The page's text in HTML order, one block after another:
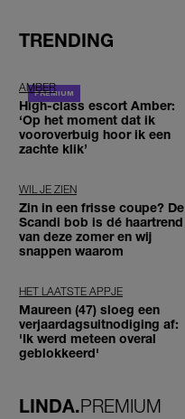
TRENDING
AMBER
High-class escort Amber:
‘Op het moment dat ik
vooroverbuig hoor ik een
zachte klik’
WIL JE ZIEN
Zin in een frisse coupe? De
Scandi bob is dé haartrend
van deze zomer en wij
snappen waarom
HET LAATSTE APPJE
Maureen (47) sloeg een
verjaardagsuitnodiging af:
'Ik werd meteen overal
geblokkeerd'
LINDA.PREMIUM